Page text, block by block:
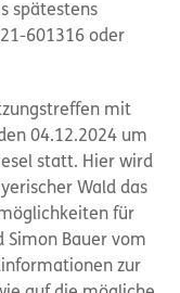
spätestens
601316 oder
mit
04.12.2024 um
statt. Hier wird
Wald das
für
Simon Bauer vom
zur